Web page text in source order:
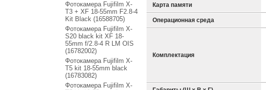
Карта памяти
Операционная среда
Комплектация
Фотокамера Fujifilm X-
T3 + XF 18-55mm F2.8-4
Kit Black (16588705)
Фотокамера Fujifilm X-
S20 black kit XF 18-
55mm f/2.8-4 R LM OIS
(16782002)
Фотокамера Fujifilm X-
T5 kit 18-55mm black
(16783082)
Фотокамера Fujifilm X-